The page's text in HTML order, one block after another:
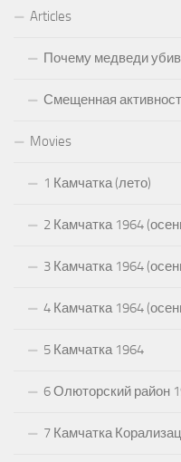
Articles
Почему медведи
Смещенная
Movies
1 Камчатка (лето)
2 Камчатка 1964
3 Камчатка 1964
4 Камчатка 1964
5 Камчатка 1964
6 Олюторский район
7 Камчатка